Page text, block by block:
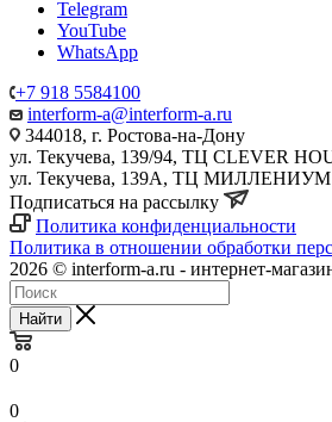
Telegram
YouTube
WhatsApp
+7 918 5584100
interform-a@interform-a.ru
344018, г. Ростова-на-Дону
ул. Текучева, 139/94, ТЦ CLEVER
ул. Текучева, 139А, ТЦ МИЛЛЕНИУМ
Подписаться на рассылку
Политика конфиденциальности
Политика в отношении обработки
2026 © interform-a.ru - интернет-
Найти
0
0